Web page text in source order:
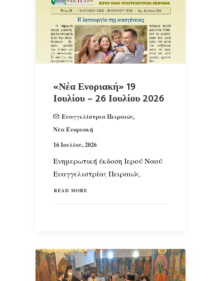
«Νέα Ενοριακή» 19
Ιουλίου – 26 Ιουλίου 2026
Ευαγγελίστρια Πειραιώς,
Νέα Ενοριακή
16 Ιουλίου, 2026
Ενημερωτική έκδοση Ιερού Ναού
Ευαγγελιστρίας Πειραιώς.
READ MORE